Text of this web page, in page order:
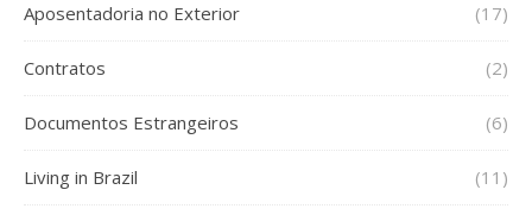
Aposentadoria no Exterior (17)
Contratos (2)
Documentos Estrangeiros (6)
Living in Brazil (11)